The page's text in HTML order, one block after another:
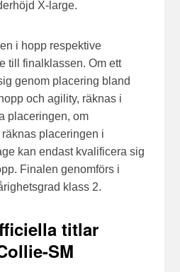
X-large.
i hopp respektive
till finalklassen. Om ett
genom placering bland
och agility, räknas i
placeringen, om
placeringen i
kan endast kvalificera sig
Finalen genomförs i
klass 2.
titlar
SM